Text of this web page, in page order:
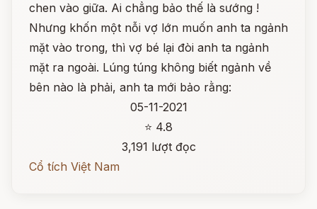
chen vào giữa. Ai chẳng bảo thế là sướng !
Nhưng khốn một nỗi vợ lớn muốn anh ta ngảnh
mặt vào trong, thì vợ bé lại đòi anh ta ngảnh
mặt ra ngoài. Lúng túng không biết ngảnh về
bên nào là phải, anh ta mới bảo rằng:
05-11-2021
⭐ 4.8
3,191 lượt đọc
Cổ tích Việt Nam